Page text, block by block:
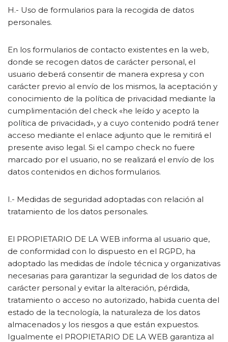
H.- Uso de formularios para la recogida de datos
personales.
En los formularios de contacto existentes en la web,
donde se recogen datos de carácter personal, el
usuario deberá consentir de manera expresa y con
carácter previo al envío de los mismos, la aceptación y
conocimiento de la política de privacidad mediante la
cumplimentación del check «he leído y acepto la
política de privacidad», y a cuyo contenido podrá tener
acceso mediante el enlace adjunto que le remitirá el
presente aviso legal. Si el campo check no fuere
marcado por el usuario, no se realizará el envío de los
datos contenidos en dichos formularios.
I.- Medidas de seguridad adoptadas con relación al
tratamiento de los datos personales.
El PROPIETARIO DE LA WEB informa al usuario que,
de conformidad con lo dispuesto en el RGPD, ha
adoptado las medidas de índole técnica y organizativas
necesarias para garantizar la seguridad de los datos de
carácter personal y evitar la alteración, pérdida,
tratamiento o acceso no autorizado, habida cuenta del
estado de la tecnología, la naturaleza de los datos
almacenados y los riesgos a que están expuestos.
Igualmente el PROPIETARIO DE LA WEB garantiza al